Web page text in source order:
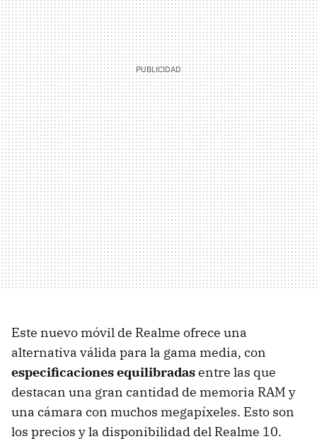
Este nuevo móvil de Realme ofrece una
alternativa válida para la gama media, con
especificaciones equilibradasentre las que
destacan una gran cantidad de memoria RAM y
una cámara con muchos megapíxeles. Esto son
los precios y la disponibilidad del Realme 10.